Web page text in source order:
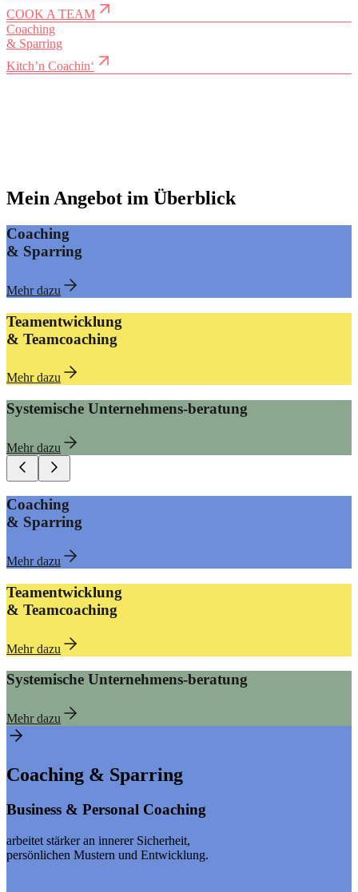
COOK A TEAM
Coaching
& Sparring
Kitch’n Coachin‘
Mein Angebot im Überblick
Coaching
& Sparring
Mehr dazu
Teamentwicklung
& Teamcoaching
Mehr dazu
Systemische Unternehmens-beratung
Mehr dazu
Coaching
& Sparring
Mehr dazu
Teamentwicklung
& Teamcoaching
Mehr dazu
Systemische Unternehmens-beratung
Mehr dazu
Coaching & Sparring
Business & Personal Coaching
arbeitet stärker an innerer Sicherheit,
persönlichen Mustern und Entwicklung.